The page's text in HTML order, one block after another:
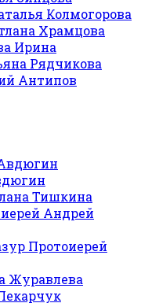
Колмогорова
Храмцова
Ирина
Рядчикова
Антипов
Тишкина
иерей Андрей
Протоиерей
Журавлева